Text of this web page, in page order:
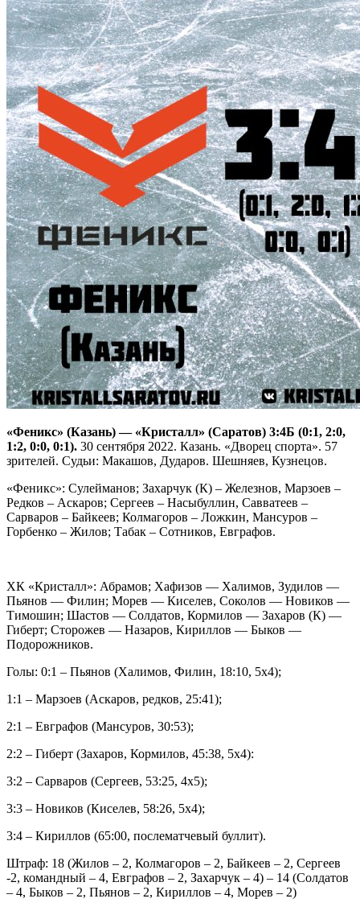
«Феникс» (Казань) — «Кристалл» (Саратов) 3:4Б (0:1, 2:0,
1:2, 0:0, 0:1). 30 сентября 2022. Казань. «Дворец спорта». 57
зрителей. Судьи: Макашов, Дударов. Шешняев, Кузнецов.
«Феникс»: Сулейманов; Захарчук (К) – Железнов, Марзоев –
Редков – Аскаров; Сергеев – Насыбуллин, Савватеев –
Сарваров – Байкеев; Колмагоров – Ложкин, Мансуров –
Горбенко – Жилов; Табак – Сотников, Евграфов.
ХК «Кристалл»: Абрамов; Хафизов — Халимов, Зудилов —
Пьянов — Филин; Морев — Киселев, Соколов — Новиков —
Тимошин; Шастов — Солдатов, Кормилов — Захаров (К) —
Гиберт; Сторожев — Назаров, Кириллов — Быков —
Подорожников.
Голы: 0:1 – Пьянов (Халимов, Филин, 18:10, 5х4);
1:1 – Марзоев (Аскаров, редков, 25:41);
2:1 – Евграфов (Мансуров, 30:53);
2:2 – Гиберт (Захаров, Кормилов, 45:38, 5х4):
3:2 – Сарваров (Сергеев, 53:25, 4х5);
3:3 – Новиков (Киселев, 58:26, 5х4);
3:4 – Кириллов (65:00, послематчевый буллит).
Штраф: 18 (Жилов – 2, Колмагоров – 2, Байкеев – 2, Сергеев
-2, командный – 4, Евграфов – 2, Захарчук – 4) – 14 (Солдатов
– 4, Быков – 2, Пьянов – 2, Кириллов – 4, Морев – 2)